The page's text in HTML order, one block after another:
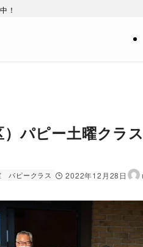
！
）パピー土曜クラ
パピークラス 2022年12月28日